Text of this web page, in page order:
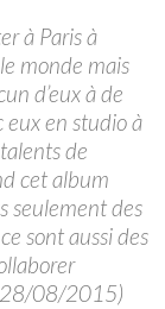
à Paris à
monde mais
d’eux à de
eux en studio à
de
cet album
seulement des
sont aussi des
28/08/2015)